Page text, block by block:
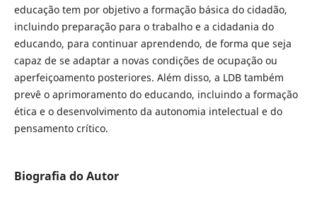
educação tem por objetivo a formação básica do cidadão,
incluindo preparação para o trabalho e a cidadania do
educando, para continuar aprendendo, de forma que seja
capaz de se adaptar a novas condições de ocupação ou
aperfeiçoamento posteriores. Além disso, a LDB também
prevê o aprimoramento do educando, incluindo a formação
ética e o desenvolvimento da autonomia intelectual e do
pensamento crítico.
Biografia do Autor